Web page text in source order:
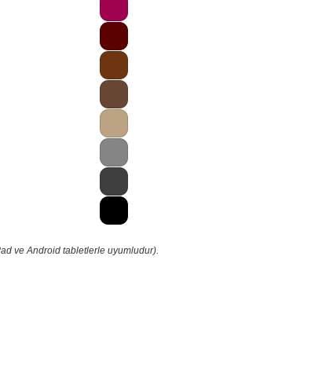
ve Android tabletlerle uyumludur).